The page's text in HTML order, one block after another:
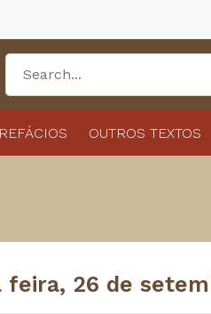
OUTROS TEXTOS
26 de